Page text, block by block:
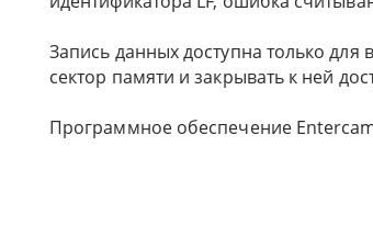
Запись данных доступна только
сектор памяти и закрывать к ней
Программное обеспечение Entercam